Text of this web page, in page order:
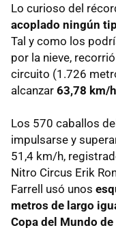
Lo curioso del
acoplado ningún
Tal y como los
por la nieve,
circuito (1.726
alcanzar 63,78 km/h
Los 570 caballos
impulsarse y
51,4 km/h,
Nitro Circus Erik
Farrell usó unos
metros de largo
Copa del Mundo